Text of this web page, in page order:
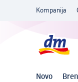
Kompanija
Novo